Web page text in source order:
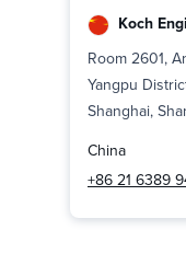
Koch
Room 2601,
Yangpu
Shanghai,
China
+86 21 6389